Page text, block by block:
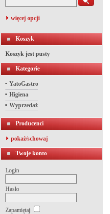
więcej opcji
Koszyk
Koszyk jest pusty
Kategorie
YatoGastro
Higiena
Wyprzedaż
Producenci
pokaż/schowaj
Twoje konto
Login
Hasło
Zapamiętaj